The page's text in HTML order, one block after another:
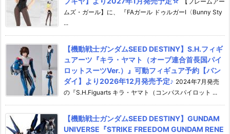
ムズ・ガール】に、 『FAガール ドゥルガーI〈Bunny Sty
...
【機動戦士ガンダムSEED DESTINY】S.H.フィギ
ュアーツ『キラ・ヤマト（オーブ連合首長国パイ
ロットスーツVer.）』可動フィギュア予約【バン
ダイ】より2026年12月発売予定♪ 2024年7月発売
の『S.H.Figuarts キラ・ヤマト（コンパスパイロット ...
【機動戦士ガンダムSEED DESTINY】GUNDAM
UNIVERSE『STRIKE FREEDOM GUNDAM RENE